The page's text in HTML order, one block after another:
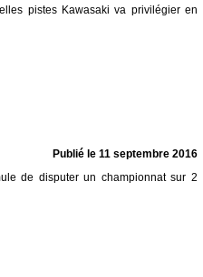
pistes Kawasaki va privilégier en
Publié le 11 septembre 2016
de disputer un championnat sur 2